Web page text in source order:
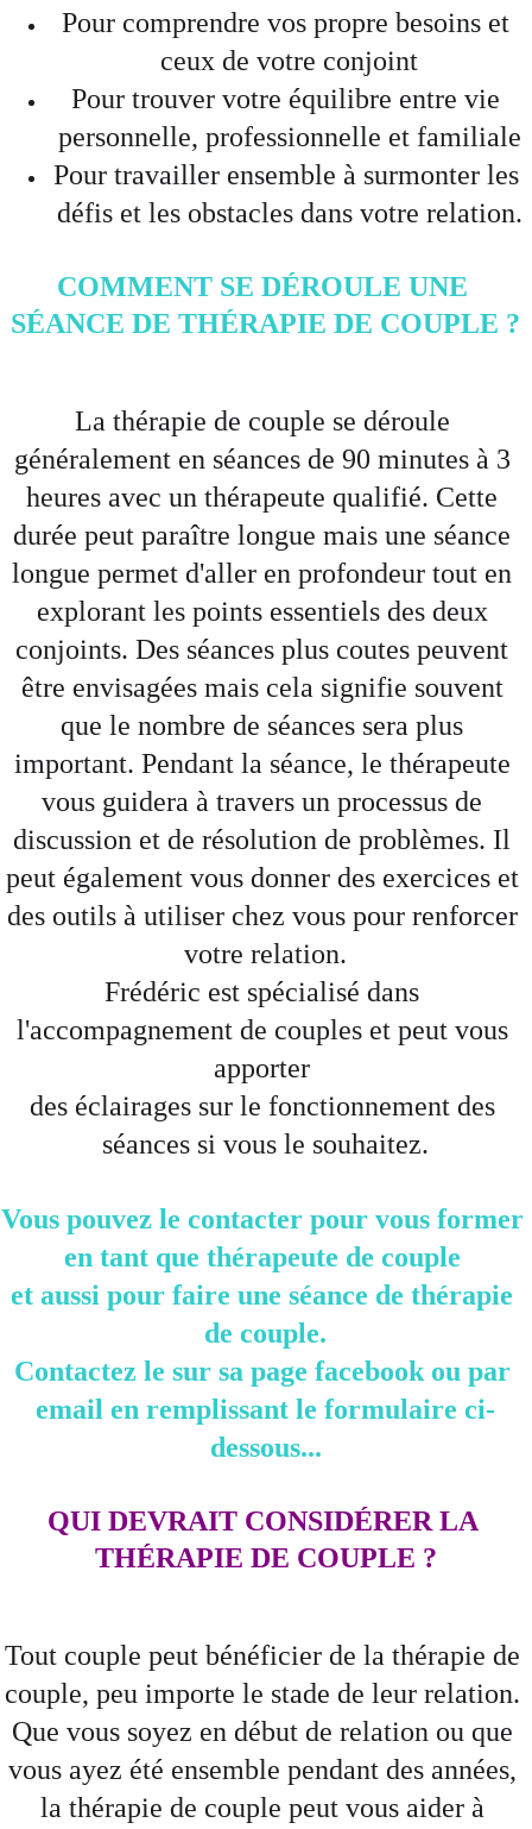
Pour comprendre vos propre besoins et
ceux de votre conjoint
Pour trouver votre équilibre entre vie
personnelle, professionnelle et familiale
Pour travailler ensemble à surmonter les
défis et les obstacles dans votre relation.
COMMENT SE DÉROULE UNE
SÉANCE DE THÉRAPIE DE COUPLE ?
La thérapie de couple se déroule
généralement en séances de 90 minutes à 3
heures avec un thérapeute qualifié. Cette
durée peut paraître longue mais une séance
longue permet d'aller en profondeur tout en
explorant les points essentiels des deux
conjoints. Des séances plus coutes peuvent
être envisagées mais cela signifie souvent
que le nombre de séances sera plus
important. Pendant la séance, le thérapeute
vous guidera à travers un processus de
discussion et de résolution de problèmes. Il
peut également vous donner des exercices et
des outils à utiliser chez vous pour renforcer
votre relation.
Frédéric est spécialisé dans
l'accompagnement de couples et peut vous
apporter
des éclairages sur le fonctionnement des
séances si vous le souhaitez.
Vous pouvez le contacter pour vous former
en tant que thérapeute de couple
et aussi pour faire une séance de thérapie
de couple.
Contactez le sur sa page facebook ou par
email en remplissant le formulaire ci-
dessous...
QUI DEVRAIT CONSIDÉRER LA
THÉRAPIE DE COUPLE ?
Tout couple peut bénéficier de la thérapie de
couple, peu importe le stade de leur relation.
Que vous soyez en début de relation ou que
vous ayez été ensemble pendant des années,
la thérapie de couple peut vous aider à